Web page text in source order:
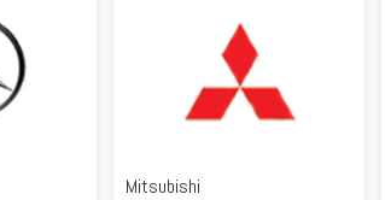
Mitsubishi